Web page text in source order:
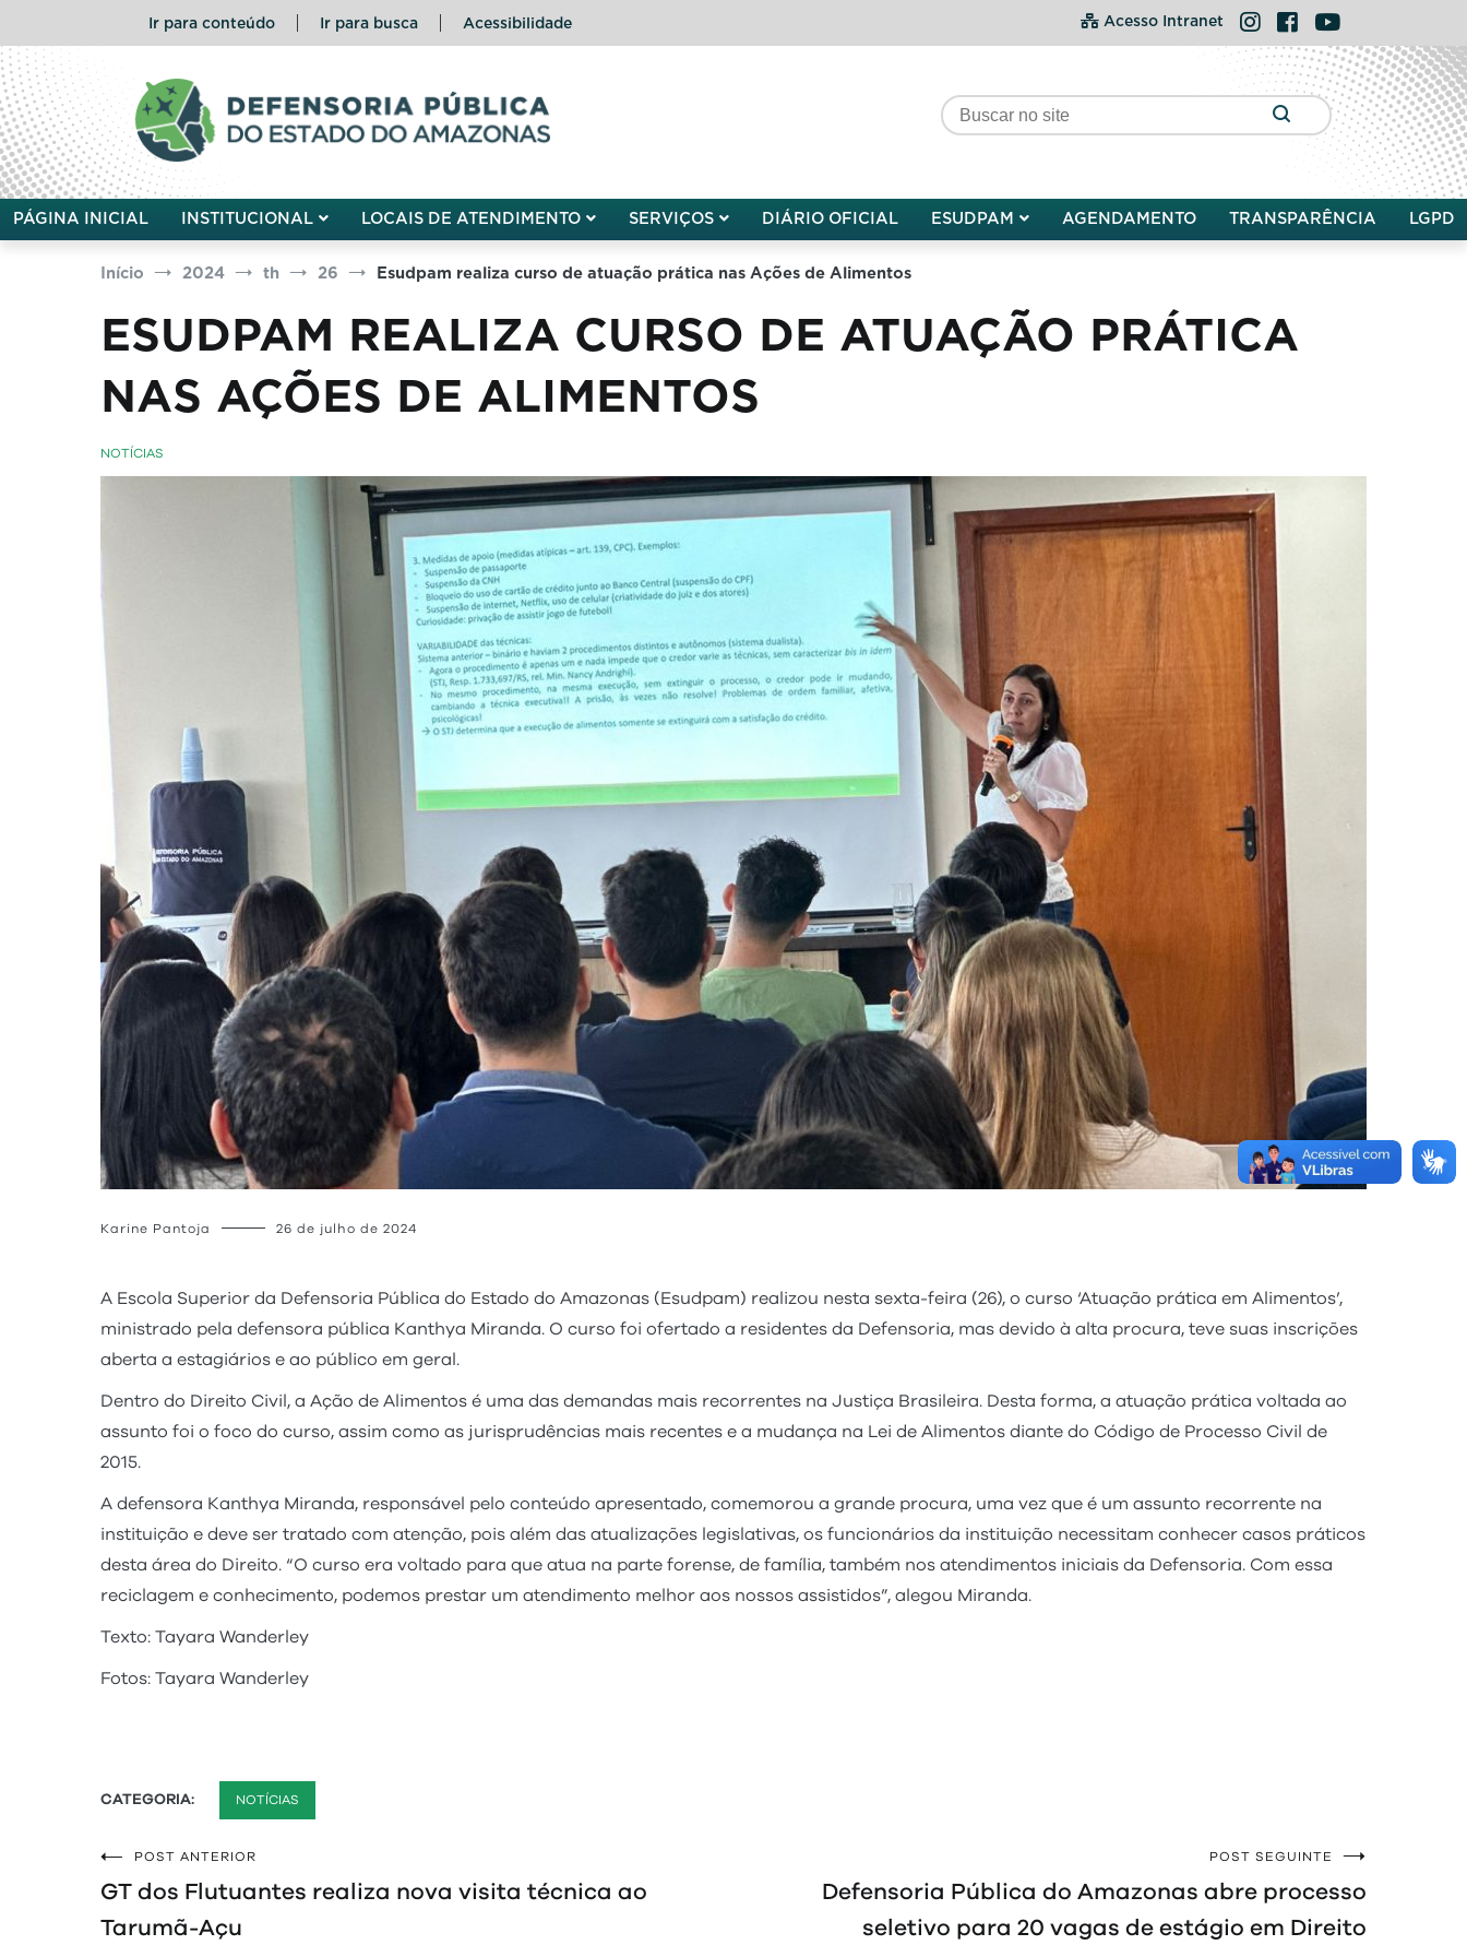
o
conteúdo
Ir para conteúdo Ir para busca Acessibilidade Acesso Intranet Instagram
FacebookYouTube
Defensoria Pública do Estado do Amazonas
PÁGINA INICIAL INSTITUCIONAL LOCAIS DE ATENDIMENTO SERVIÇOS DIÁRIO OFICIAL ESUDPAM AGENDAMENTO TRANSPARÊNCIA LGPD
Início 2024 th 26 Esudpam realiza curso de atuação prática nas Ações de Alimentos
ESUDPAM REALIZA CURSO DE ATUAÇÃO PRÁTICA
NAS AÇÕES DE ALIMENTOS
NOTÍCIAS
Karine Pantoja 26 de julho de 2024
A Escola Superior da Defensoria Pública do Estado do Amazonas (Esudpam) realizou nesta sexta-feira (26), o curso ‘Atuação prática em Alimentos’,
ministrado pela defensora pública Kanthya Miranda. O curso foi ofertado a residentes da Defensoria, mas devido à alta procura, teve suas inscrições
aberta a estagiários e ao público em geral.
Dentro do Direito Civil, a Ação de Alimentos é uma das demandas mais recorrentes na Justiça Brasileira. Desta forma, a atuação prática voltada ao
assunto foi o foco do curso, assim como as jurisprudências mais recentes e a mudança na Lei de Alimentos diante do Código de Processo Civil de
2015.
A defensora Kanthya Miranda, responsável pelo conteúdo apresentado, comemorou a grande procura, uma vez que é um assunto recorrente na
instituição e deve ser tratado com atenção, pois além das atualizações legislativas, os funcionários da instituição necessitam conhecer casos práticos
desta área do Direito. “O curso era voltado para que atua na parte forense, de família, também nos atendimentos iniciais da Defensoria. Com essa
reciclagem e conhecimento, podemos prestar um atendimento melhor aos nossos assistidos”, alegou Miranda.
Texto: Tayara Wanderley
Fotos: Tayara Wanderley
CATEGORIA: NOTÍCIAS
Navegação
de
POST ANTERIOR
GT dos Flutuantes realiza nova visita técnica ao
Tarumã-Açu
POST SEGUINTE
Defensoria Pública do Amazonas abre processo
seletivo para 20 vagas de estágio em Direito